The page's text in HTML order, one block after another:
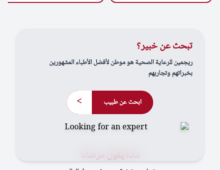
تبحث عن خبير؟
ريجمين للرعاية الصحية هو موطن لأفضل الأطباء المشهورين
بخبراتهم وتجاربهم
ابحث عن طبيب >
ماذا يقول مرضانا